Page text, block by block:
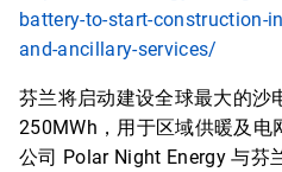
battery-to-start-construction-
and-ancillary-services/
芬兰将启动建设全球最大的沙
250MWh，用于区域供暖及电
公司 Polar Night Energy 与芬